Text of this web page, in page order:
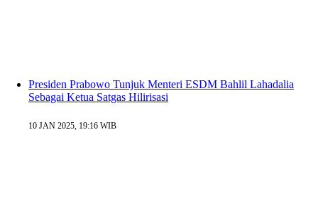
Presiden Prabowo Tunjuk Menteri ESDM Bahlil Lahadalia
Sebagai Ketua Satgas Hilirisasi
10 JAN 2025, 19:16 WIB